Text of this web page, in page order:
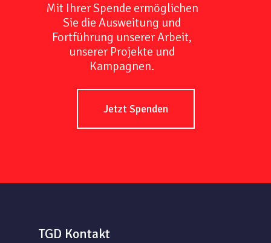
Mit Ihrer Spende ermöglichen
Sie die Ausweitung und
Fortführung unserer Arbeit,
unserer Projekte und
Kampagnen.
Jetzt Spenden
TGD Kontakt